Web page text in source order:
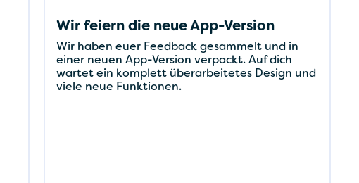
Wir feiern die neue App-Version
Wir haben euer Feedback gesammelt und in
einer neuen App-Version verpackt. Auf dich
wartet ein komplett überarbeitetes Design und
viele neue Funktionen.